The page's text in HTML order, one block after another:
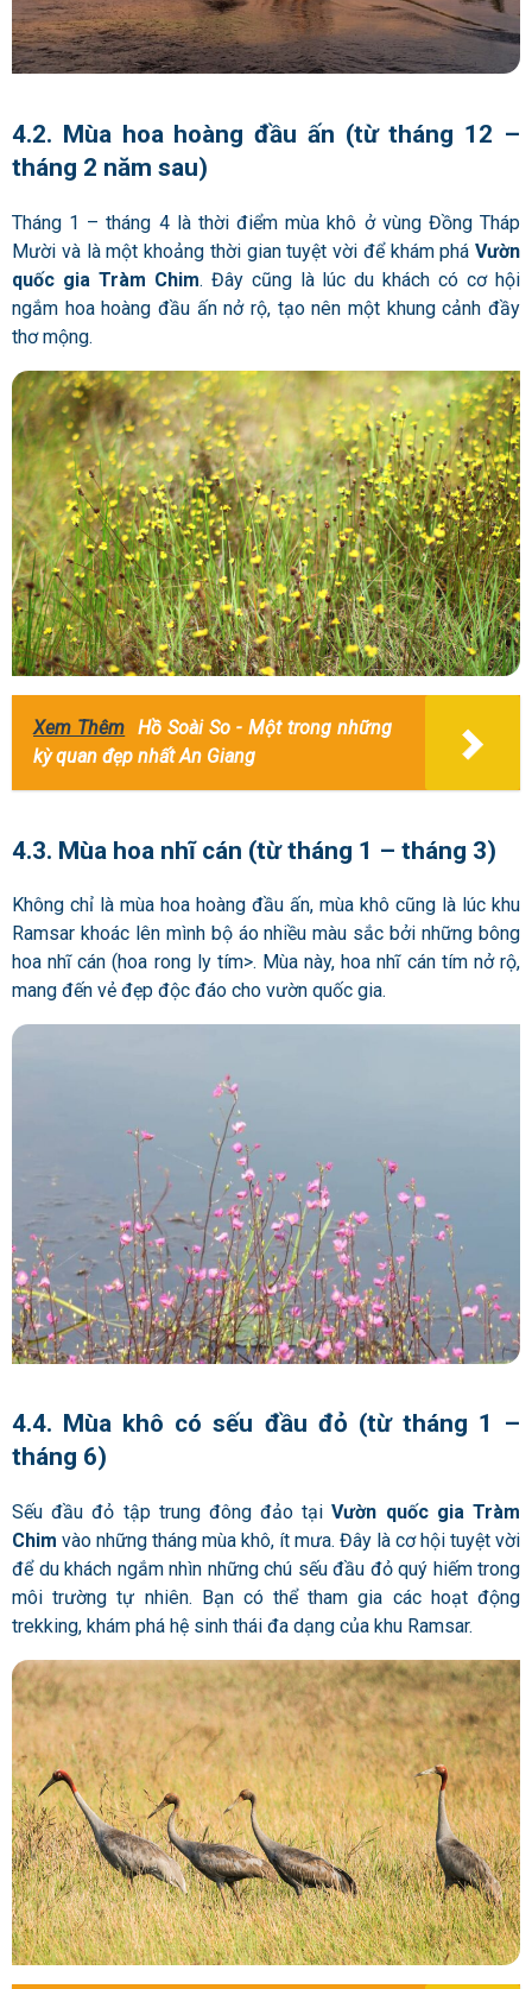
4.2. Mùa hoa hoàng đầu ấn (từ tháng 12 –
tháng 2 năm sau)
Tháng 1 – tháng 4 là thời điểm mùa khô ở vùng Đồng Tháp
Mười và là một khoảng thời gian tuyệt vời để khám phá Vườn
quốc gia Tràm Chim. Đây cũng là lúc du khách có cơ hội
ngắm hoa hoàng đầu ấn nở rộ, tạo nên một khung cảnh đầy
thơ mộng.
Xem Thêm Hồ Soài So - Một trong những
kỳ quan đẹp nhất An Giang
4.3. Mùa hoa nhĩ cán (từ tháng 1 – tháng 3)
Không chỉ là mùa hoa hoàng đầu ấn, mùa khô cũng là lúc khu
Ramsar khoác lên mình bộ áo nhiều màu sắc bởi những bông
hoa nhĩ cán (hoa rong ly tím>. Mùa này, hoa nhĩ cán tím nở rộ,
mang đến vẻ đẹp độc đáo cho vườn quốc gia.
4.4. Mùa khô có sếu đầu đỏ (từ tháng 1 –
tháng 6)
Sếu đầu đỏ tập trung đông đảo tạiVườn quốc gia Tràm
Chim vào những tháng mùa khô, ít mưa. Đây là cơ hội tuyệt vời
để du khách ngắm nhìn những chú sếu đầu đỏ quý hiếm trong
môi trường tự nhiên. Bạn có thể tham gia các hoạt động
trekking, khám phá hệ sinh thái đa dạng của khu Ramsar.